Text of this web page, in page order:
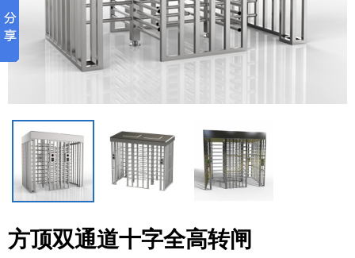
方顶双通道十字全高转闸